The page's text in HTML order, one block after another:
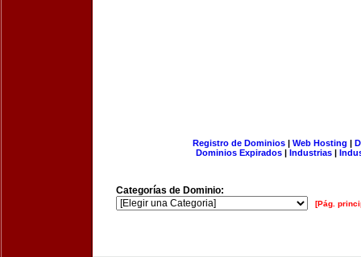
Registro de Dominios| Web Hosting |
Dominios Expirados | Industrias |
Categorías de Dominio:
[Pág.